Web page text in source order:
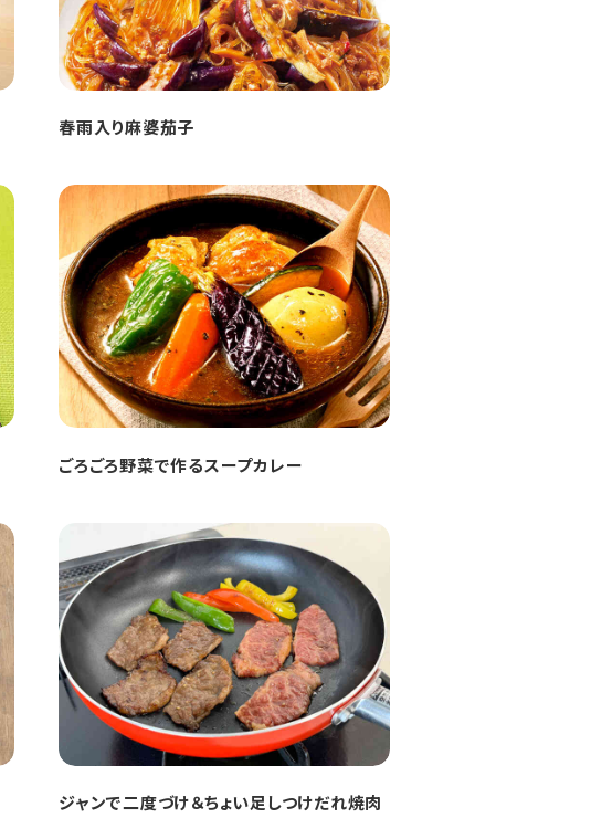
春雨入り麻婆茄子
ごろごろ野菜で作るスープカレー
ジャンで二度づけ＆ちょい足しつけだれ焼肉